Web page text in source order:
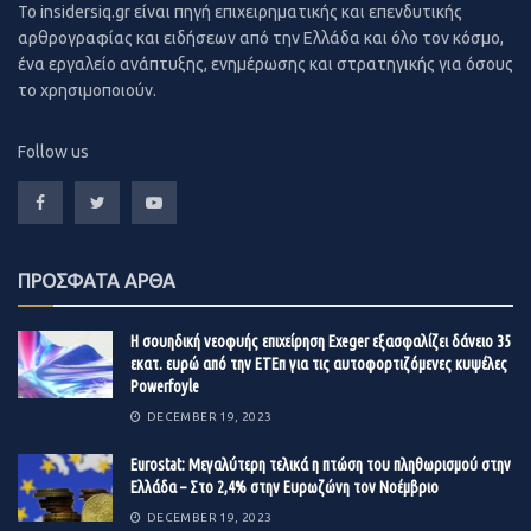
πανδημικής κρίσης, το ύψος των οποίων εκτιμάται στα
10 δισ. ευρώ.
Η πρόταση συνδυάζεται με μείωση του αναβαλλόμενου
τραπεζών. Μετά την ολοκλήρωση των τιτλοποιήσεων
που έχουν δρομολογήσει οι τράπεζες, θα αυξηθεί ακόμη
από τις τέσσερις συστημικές τράπεζες θα ξεπεράσει το
που ήταν λύση ανάγκης την εποχή της δημοσιονομικής
κρίσης δεν θεωρείται καλής ποιότητας κεφάλαιο και
πρέπει να σταδιακά να αντικατασταθεί.
Συγκεκριμένα, η πρόταση προβλέπει τη σύσταση μιας
εταιρείας διαχείρισης ενεργητικού σε συνεργασία
δημόσιου και ιδιωτικού τομέα. Το αρχικό μετοχικό
To insidersiq.gr είναι πηγή επιχειρηματικής και επενδυτικής
αρθρογραφίας και ειδήσεων από την Ελλάδα και όλο τον κόσμο,
ένα εργαλείο ανάπτυξης, ενημέρωσης και στρατηγικής για όσους
το χρησιμοποιούν.
Follow us
ΠΡΟΣΦΑΤΑ ΑΡΘΑ
Η σουηδική νεοφυής επιχείρηση Exeger εξασφαλίζει δάνειο 35
εκατ. ευρώ από την ΕΤΕπ για τις αυτοφορτιζόμενες κυψέλες
Powerfoyle
DECEMBER 19, 2023
Eurostat: Μεγαλύτερη τελικά η πτώση του πληθωρισμού στην
Ελλάδα – Στο 2,4% στην Ευρωζώνη τον Νοέμβριο
DECEMBER 19, 2023